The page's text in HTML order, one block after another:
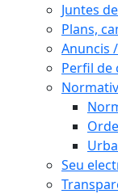
Juntes
Plans,
Anuncis
Perfil de
Seu